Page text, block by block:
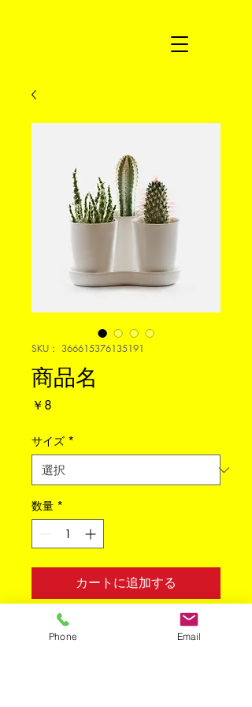
SKU： 366615376135191
商品名
￥8
サイズ *
数量 *
カートに追加する
商品の詳細を入力してください。あな
たの商品の特徴やおすすめのポイント
Phone Email